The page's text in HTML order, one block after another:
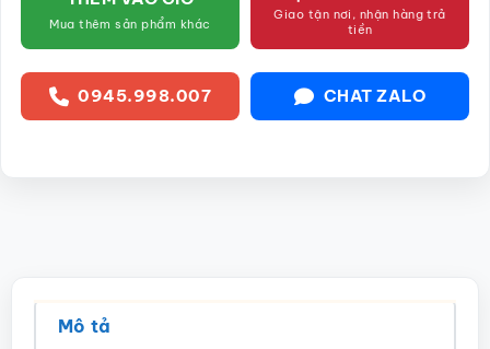
Mua thêm sản phẩm khác
Giao tận nơi, nhận hàng trả
tiền
0945.998.007 CHAT ZALO
Mô tả